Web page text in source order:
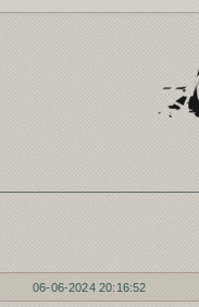
06-06-2024 20:16:52